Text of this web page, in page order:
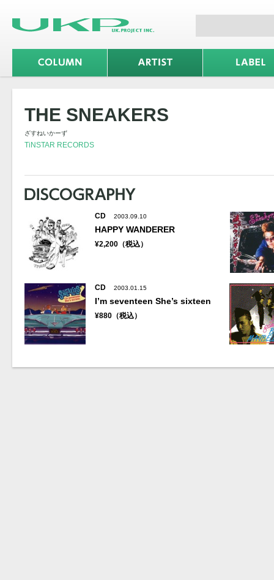
THE SNEAKERS
ざすねいかーず
TiNSTAR RECORDS
CD 2003.09.10
HAPPY WANDERER
¥2,200（税込）
CD 2003.01.15
I’m seventeen She’s sixteen
¥880（税込）